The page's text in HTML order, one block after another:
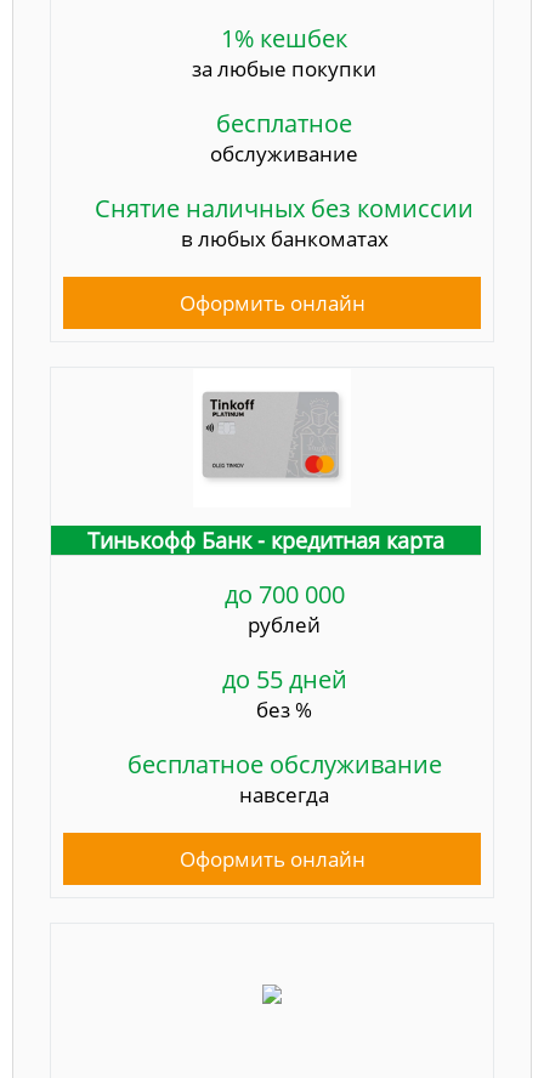
1% кешбек
за любые покупки
бесплатное
обслуживание
Снятие наличных без комиссии
в любых банкоматах
Оформить онлайн
Тинькофф Банк - кредитная карта
до 700 000
рублей
до 55 дней
без %
бесплатное обслуживание
навсегда
Оформить онлайн